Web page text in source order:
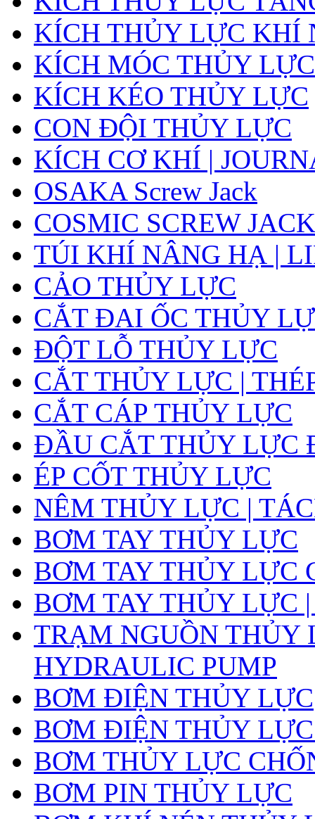
KÍCH THỦY LỰC KHÍ
KÍCH MÓC THỦY LỰC
KÍCH KÉO THỦY LỰC
CON ĐỘI THỦY LỰC
KÍCH CƠ KHÍ |
OSAKA Screw Jack
COSMIC SCREW JACK
TÚI KHÍ NÂNG HẠ |
CẢO THỦY LỰC
CẮT ĐAI ỐC THỦY
ĐỘT LỖ THỦY LỰC
CẮT THỦY LỰC |
CẮT CÁP THỦY LỰC
ĐẦU CẮT THỦY LỰC
ÉP CỐT THỦY LỰC
NÊM THỦY LỰC |
BƠM TAY THỦY LỰC
BƠM TAY THỦY LỰC
BƠM TAY THỦY LỰC
TRẠM NGUỒN THỦY
HYDRAULIC PUMP
BƠM ĐIỆN THỦY LỰC
BƠM ĐIỆN THỦY
BƠM THỦY LỰC
BƠM PIN THỦY LỰC